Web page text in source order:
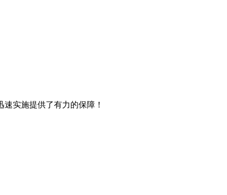
实施提供了有力的保障！